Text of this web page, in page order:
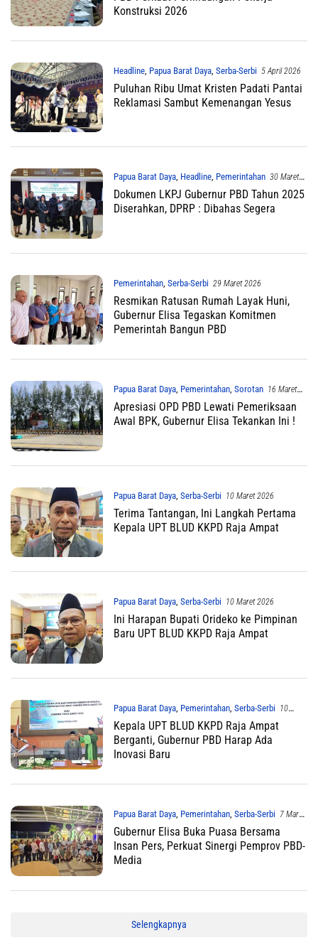
Konstruksi 2026
Headline, Papua Barat Daya, Serba-Serbi 5 April 2026
Puluhan Ribu Umat Kristen Padati Pantai
Reklamasi Sambut Kemenangan Yesus
Papua Barat Daya, Headline, Pemerintahan 30 Maret
2026
Dokumen LKPJ Gubernur PBD Tahun 2025
Diserahkan, DPRP : Dibahas Segera
Pemerintahan, Serba-Serbi 29 Maret 2026
Resmikan Ratusan Rumah Layak Huni,
Gubernur Elisa Tegaskan Komitmen
Pemerintah Bangun PBD
Papua Barat Daya, Pemerintahan, Sorotan 16 Maret
2026
Apresiasi OPD PBD Lewati Pemeriksaan
Awal BPK, Gubernur Elisa Tekankan Ini !
Papua Barat Daya, Serba-Serbi 10 Maret 2026
Terima Tantangan, Ini Langkah Pertama
Kepala UPT BLUD KKPD Raja Ampat
Papua Barat Daya, Serba-Serbi 10 Maret 2026
Ini Harapan Bupati Orideko ke Pimpinan
Baru UPT BLUD KKPD Raja Ampat
Papua Barat Daya, Pemerintahan, Serba-Serbi 10
Maret 2026
Kepala UPT BLUD KKPD Raja Ampat
Berganti, Gubernur PBD Harap Ada
Inovasi Baru
Papua Barat Daya, Pemerintahan, Serba-Serbi 7 Maret
2026
Gubernur Elisa Buka Puasa Bersama
Insan Pers, Perkuat Sinergi Pemprov PBD-
Media
Selengkapnya